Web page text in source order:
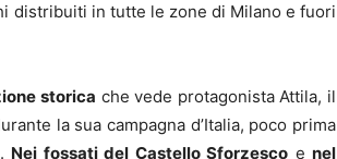
distribuiti in tutte le zone di Milano e fuori
storica che vede protagonista Attila, il
la sua campagna d’Italia, poco prima
Nei fossati del Castello Sforzesco e nel